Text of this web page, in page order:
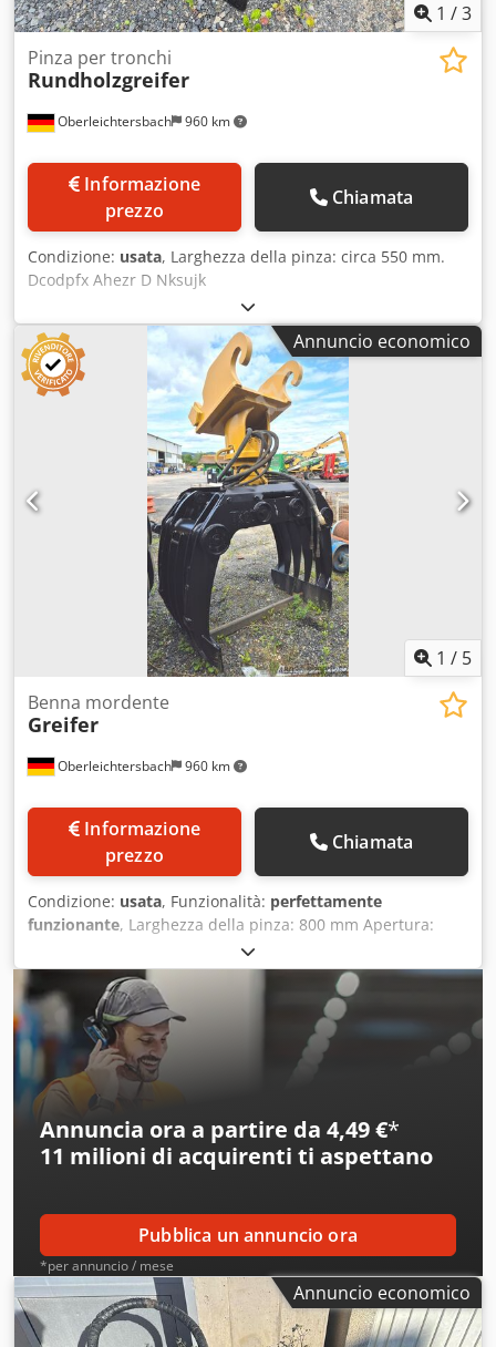
1 /3
Oberleichtersbach 960 km
Pinza per tronchi
Rundholzgreifer
prezzo
Chiamata
Condizione: usata, Larghezza della pinza: circa 550 mm.
Dcodpfx Ahezr D Nksujk
Annuncio economico
1 / 5
Oberleichtersbach 960 km
Benna mordente
Greifer
prezzo
Chiamata
Condizione: usata, Funzionalità: perfettamente
funzionante, Larghezza della pinza: 800 mm Apertura:
circa 1.200 mm dotata di sistema di attacco rapido Dcjdpfx
Ahjzr D I Teujk
Annuncia ora a partire da 4,49 €*
11 milioni di acquirenti ti aspettano
Pubblica un annuncio ora
*per annuncio / mese
Annuncio economico